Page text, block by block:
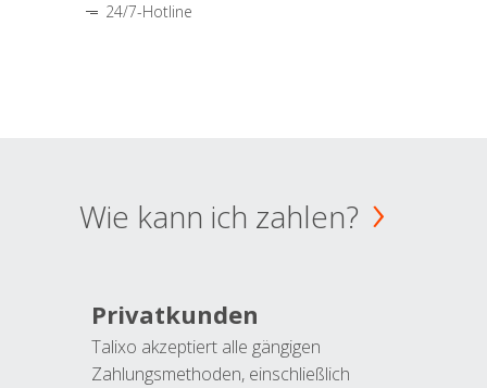
24/7-Hotline
Wie kann ich zahlen?
Privatkunden
Talixo akzeptiert alle gängigen
Zahlungsmethoden, einschließlich